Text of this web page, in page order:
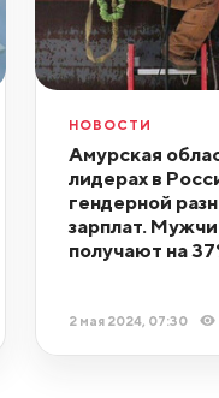
НОВОСТИ
Амурская
лидерах в
гендерной
зарплат.
получают на
2 мая 2024, 07:30